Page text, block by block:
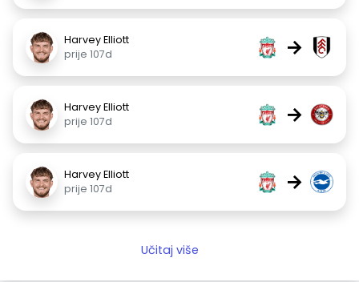
Harvey Elliott
prije 107d
→
Harvey Elliott
prije 107d
→
Harvey Elliott
prije 107d
→
Učitaj više